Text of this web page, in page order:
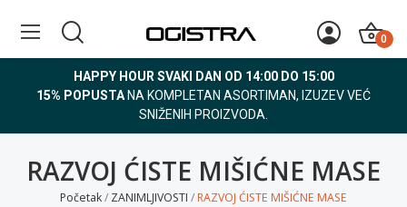
0
HAPPY HOUR SVAKI DAN OD 14:00 DO 15:00
15% POPUSTA NA KOMPLETAN ASORTIMAN, IZUZEV VEĆ
SNIŽENIH PROIZVODA.
RAZVOJ ĆISTE MIŠIĆNE MASE
Početak ZANIMLJIVOSTI RAZVOJ ĆISTE MIŠIĆNE MASE